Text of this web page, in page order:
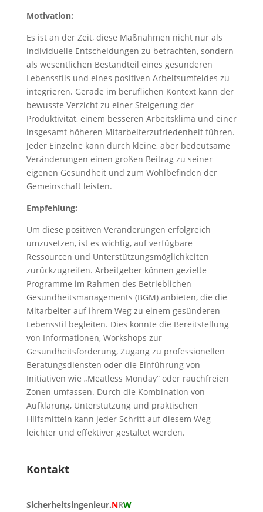
Motivation:
Es ist an der Zeit, diese Maßnahmen nicht nur als
individuelle Entscheidungen zu betrachten, sondern
als wesentlichen Bestandteil eines gesünderen
Lebensstils und eines positiven Arbeitsumfeldes zu
integrieren. Gerade im beruflichen Kontext kann der
bewusste Verzicht zu einer Steigerung der
Produktivität, einem besseren Arbeitsklima und einer
insgesamt höheren Mitarbeiterzufriedenheit führen.
Jeder Einzelne kann durch kleine, aber bedeutsame
Veränderungen einen großen Beitrag zu seiner
eigenen Gesundheit und zum Wohlbefinden der
Gemeinschaft leisten.
Empfehlung:
Um diese positiven Veränderungen erfolgreich
umzusetzen, ist es wichtig, auf verfügbare
Ressourcen und Unterstützungsmöglichkeiten
zurückzugreifen. Arbeitgeber können gezielte
Programme im Rahmen des Betrieblichen
Gesundheitsmanagements (BGM) anbieten, die die
Mitarbeiter auf ihrem Weg zu einem gesünderen
Lebensstil begleiten. Dies könnte die Bereitstellung
von Informationen, Workshops zur
Gesundheitsförderung, Zugang zu professionellen
Beratungsdiensten oder die Einführung von
Initiativen wie „Meatless Monday“ oder rauchfreien
Zonen umfassen. Durch die Kombination von
Aufklärung, Unterstützung und praktischen
Hilfsmitteln kann jeder Schritt auf diesem Weg
leichter und effektiver gestaltet werden.
Kontakt
Sicherheitsingenieur.NRW